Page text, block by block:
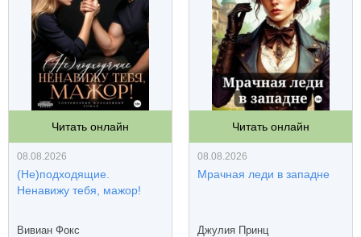
Читать онлайн
08.08.2026
(Не)подходящие.
Ненавижу тебя, мажор!
Вивиан Фокс
Читать онлайн
08.08.2026
Мрачная леди в западне
Джулия Принц